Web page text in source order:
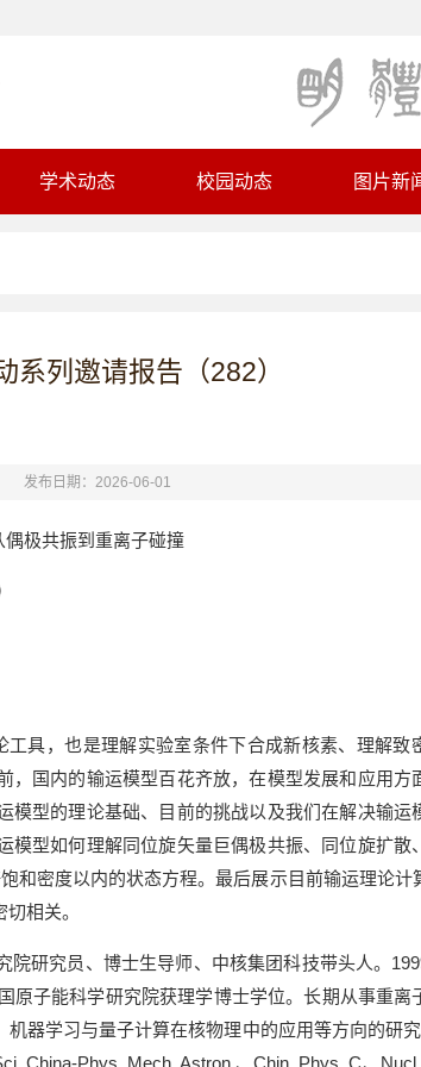
学术动态 校园动态 图片新
系列邀请报告（282）
发布日期：2026-06-01
极共振到重离子碰撞
具，也是理解实验室条件下合成新核素、理解致
国内的输运模型百花齐放，在模型发展和应用方
模型的理论基础、目前的挑战以及我们在解决输运
模型如何理解同位旋矢量巨偶极共振、同位旋扩散
和密度以内的状态方程。最后展示目前输运理论计
相关。
研究员、博士生导师、中核集团科技带头人。
原子能科学研究院获理学博士学位。长期从事重离
器学习与量子计算在核物理中的应用等方向的研
China-Phys. Mech. Astron.、Chin. Phys. C、Nucl.